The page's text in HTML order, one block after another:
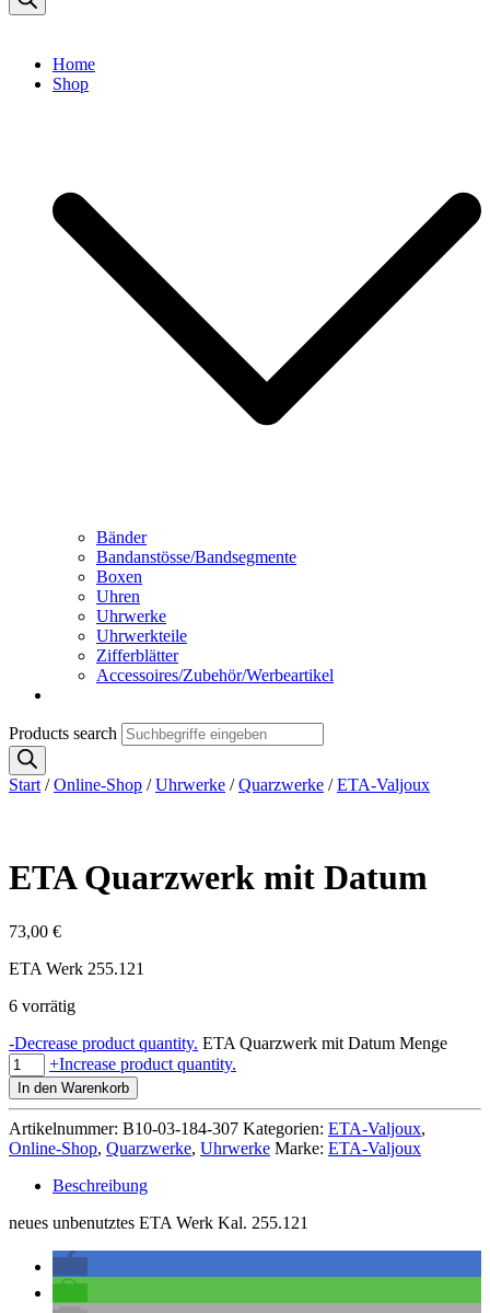
Home
Shop
Bänder
Bandanstösse/Bandsegmente
Boxen
Uhren
Uhrwerke
Uhrwerkteile
Zifferblätter
Accessoires/Zubehör/Werbeartikel
Products search
Start /Online-Shop /Uhrwerke /Quarzwerke /ETA-Valjoux
ETA Quarzwerk mit Datum
73,00 €
ETA Werk 255.121
6 vorrätig
-Decrease product quantity. ETA Quarzwerk mit Datum Menge
+Increase product quantity.
In den Warenkorb
Artikelnummer: B10-03-184-307 Kategorien: ETA-Valjoux,
Online-Shop, Quarzwerke, Uhrwerke Marke: ETA-Valjoux
Beschreibung
neues unbenutztes ETA Werk Kal. 255.121